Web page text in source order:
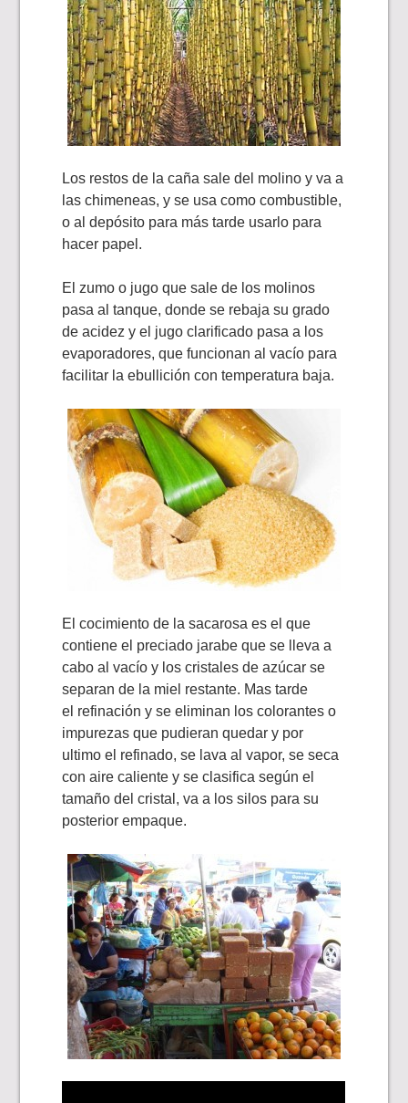
Los restos de la caña sale del molino y va a
las chimeneas, y se usa como combustible,
o al depósito para más tarde usarlo para
hacer papel.
El zumo o jugo que sale de los molinos
pasa al tanque, donde se rebaja su grado
de acidez y el jugo clarificado pasa a los
evaporadores, que funcionan al vacío para
facilitar la ebullición con temperatura baja.
El cocimiento de la sacarosa es el que
contiene el preciado jarabe que se lleva a
cabo al vacío y los cristales de azúcar se
separan de la miel restante. Mas tarde
el refinación y se eliminan los colorantes o
impurezas que pudieran quedar y por
ultimo el refinado, se lava al vapor, se seca
con aire caliente y se clasifica según el
tamaño del cristal, va a los silos para su
posterior empaque.